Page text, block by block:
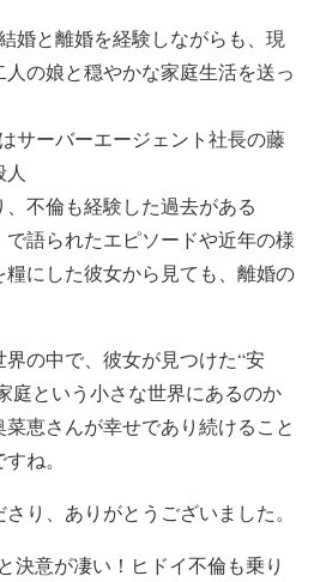
婚と離婚を経験しながらも、現
の娘と穏やかな家庭生活を送っ
サーバーエージェント社長の藤
人
不倫も経験した過去がある
で語られたエピソードや近年の様
糧にした彼女から見ても、 離婚の
の中で、 彼女が見つけた“安
庭という小さな世界にあるのか
菜恵さんが幸せであり続けること
すね。
り、ありがとうございました。
決意が凄い！ヒドイ不倫も乗り